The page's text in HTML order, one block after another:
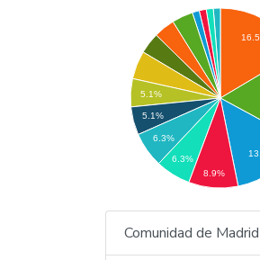
5.1%
5.1%
6.3%
6.3%
8.9%
Comunidad de Madrid